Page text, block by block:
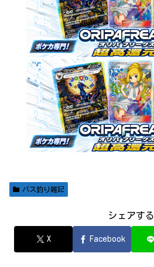
バス釣り雑記
シェアする
X Facebook